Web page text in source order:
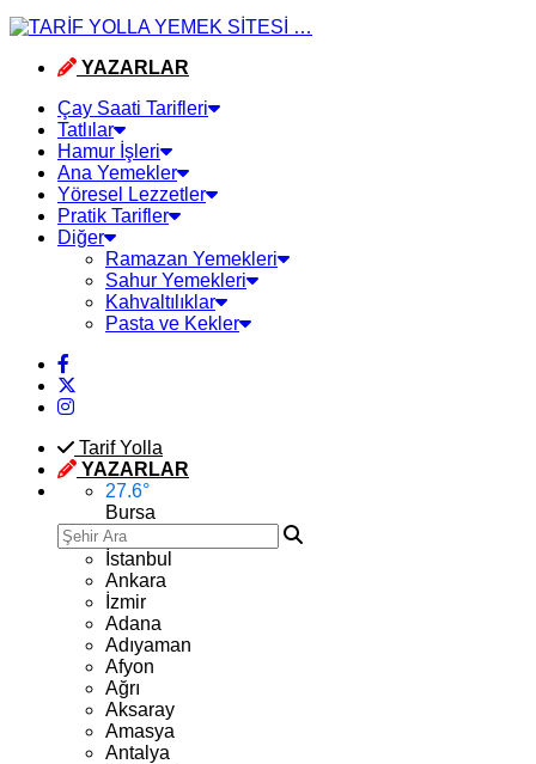
YAZARLAR
Çay Saati Tarifleri
Tatlılar
Hamur İşleri
Ana Yemekler
Yöresel Lezzetler
Pratik Tarifler
Diğer
Ramazan Yemekleri
Sahur Yemekleri
Kahvaltılıklar
Pasta ve Kekler
Tarif Yolla
YAZARLAR
27.6°
Bursa
İstanbul
Ankara
İzmir
Adana
Adıyaman
Afyon
Ağrı
Aksaray
Amasya
Antalya